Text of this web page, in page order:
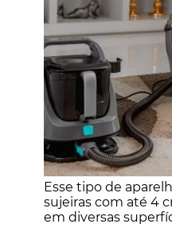
Esse tipo de
sujeiras com até 4
em diversas